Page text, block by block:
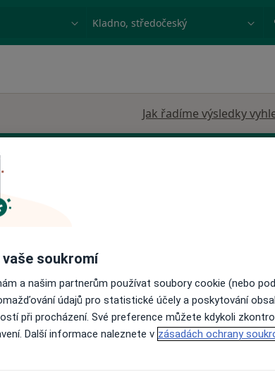
Město nebo region
Jak řadíme výsledky
Online rezervace termínu není k dispozici
Zobrazit profil
soukromí
a našim partnerům používat soubory cookie (nebo
údajů pro statistické účely a poskytování
při procházení. Své preference můžete kdykoli
Další informace naleznete v zásadách ochrany